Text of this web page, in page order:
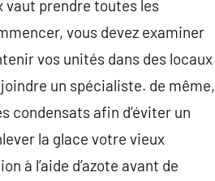
prendre toutes les
vous devez examiner
vos unités dans des locaux
un spécialiste. de même,
condensats afin d’éviter un
la glace votre vieux
à l’aide d’azote avant de